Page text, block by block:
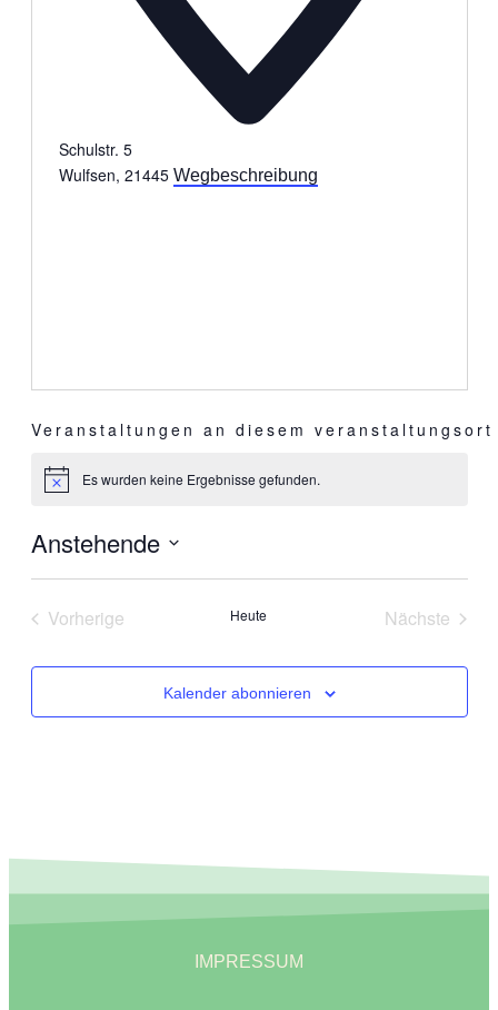
Schulstr. 5
Wulfsen, 21445 Wegbeschreibung
Veranstaltungen an diesem veranstaltungsort
HinweisEs wurden keine Ergebnisse gefunden.
Anstehende
Datum
wählen.
Vorherige
Heute
Nächste
Kalender abonnieren
IMPRESSUM